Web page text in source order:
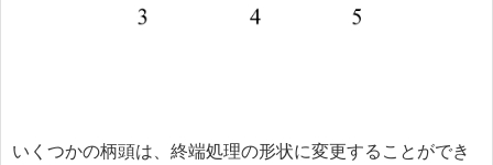
いくつかの柄頭は、終端処理の形状に変更することができ